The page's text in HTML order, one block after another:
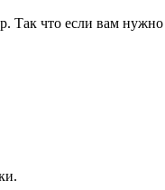
Так что если вам